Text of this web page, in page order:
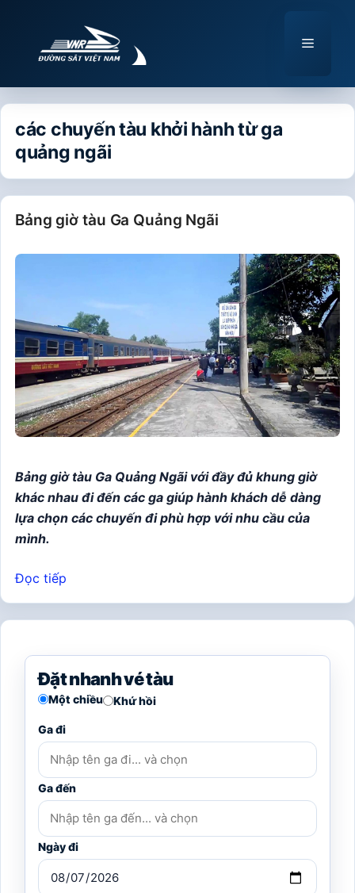
Menu
các chuyến tàu khởi hành từ ga
quảng ngãi
Bảng giờ tàu Ga Quảng Ngãi
Bảng giờ tàu Ga Quảng Ngãi với đầy đủ khung giờ
khác nhau đi đến các ga giúp hành khách dễ dàng
lựa chọn các chuyến đi phù hợp với nhu cầu của
mình.
Đọc tiếp
Đặt nhanh vé tàu
Một chiều Khứ hồi
Ga đi
Ga đến
Ngày đi